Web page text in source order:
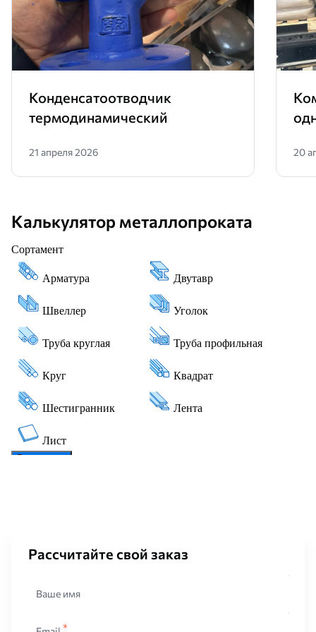
Конденсатоотводчик
термодинамический
21 апреля 2026 20
Калькулятор металлопроката
Рассчитайте свой заказ
Ваше имя